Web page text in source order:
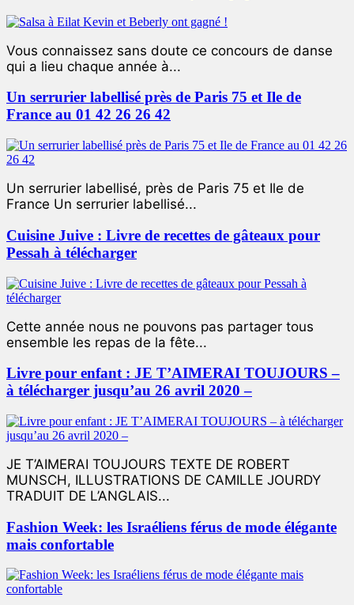
Vous connaissez sans doute ce concours de danse
qui a lieu chaque année à...
Un serrurier labellisé près de Paris 75 et Ile de
France au 01 42 26 26 42
Un serrurier labellisé, près de Paris 75 et Ile de
France Un serrurier labellisé...
Cuisine Juive : Livre de recettes de gâteaux pour
Pessah à télécharger
Cette année nous ne pouvons pas partager tous
ensemble les repas de la fête...
Livre pour enfant : JE T’AIMERAI TOUJOURS –
à télécharger jusqu’au 26 avril 2020 –
JE T’AIMERAI TOUJOURS TEXTE DE ROBERT
MUNSCH, ILLUSTRATIONS DE CAMILLE JOURDY
TRADUIT DE L’ANGLAIS...
Fashion Week: les Israéliens férus de mode élégante
mais confortable